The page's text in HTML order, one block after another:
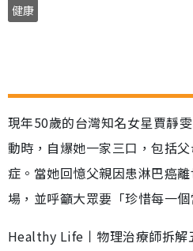
健康
現年50歲的台灣知名女星賈靜
動時，自爆她一家三口，包括
症。當她回憶父親因患淋巴癌
場，並呼籲大眾要「珍惜每一個
Healthy Life丨物理治療師拆解